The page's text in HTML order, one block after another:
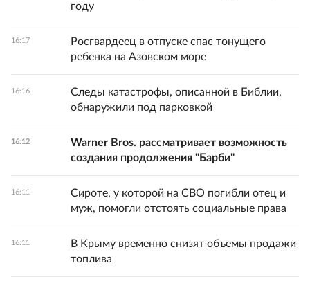
году
16:17
Росгвардеец в отпуске спас тонущего
ребенка на Азовском море
16:16
Следы катастрофы, описанной в Библии,
обнаружили под парковкой
16:12
Warner Bros. рассматривает возможность
создания продолжения "Барби"
16:11
Сироте, у которой на СВО погибли отец и
муж, помогли отстоять социальные права
16:11
В Крыму временно снизят объемы продажи
топлива